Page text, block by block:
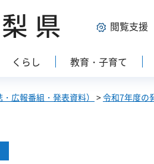
閲覧支援
くらし 教育・子育て
広報番組・発表資料） >令和7年度の